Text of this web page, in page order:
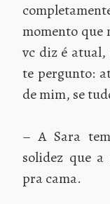
momento que
vc diz é atual,
te pergunto:
de mim, se
– A Sara
solidez que
pra cama.